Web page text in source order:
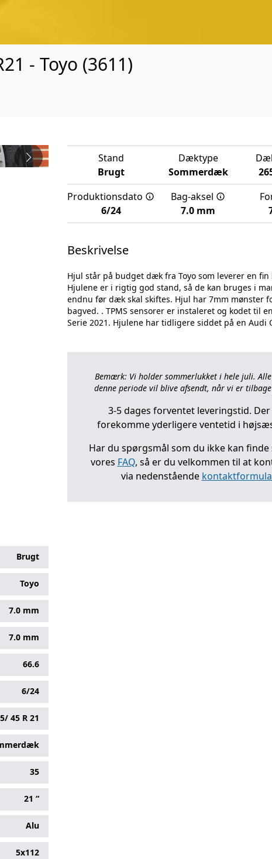
- Toyo (3611)
Stand
Brugt
Dæktype
Sommerdæk
Produktionsdato
6/24
Bag-aksel
7.0 mm
Beskrivelse
Hjul står på budget dæk fra Toyo som leverer en fin
Hjulene er i rigtig god stand, så de kan bruges i
endnu før dæk skal skiftes. Hjul har 7mm mønster
bagved. . TPMS sensorer er instaleret og kodet til
Bemærk: Vi holder sommerlukket i hele juli.
denne periode vil blive afsendt, når vi er
3-5 dages forventet leveringstid. Der
forekomme yderligere ventetid i
Har du spørgsmål som du ikke kan finde
vores FAQ, så er du velkommen til at
via nedenstående
Brugt
Toyo
7.0 mm
7.0 mm
66.6
6/24
45 R 21
35
21 “
Alu
5x112